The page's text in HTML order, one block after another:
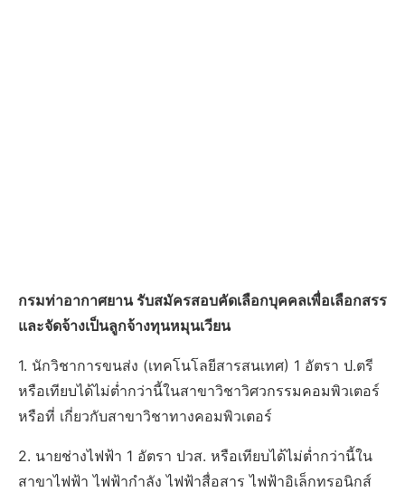
กรมท่าอากาศยาน รับสมัครสอบคัดเลือกบุคคลเพื่อเลือกสรร
และจัดจ้างเป็นลูกจ้างทุนหมุนเวียน
1. นักวิชาการขนส่ง (เทคโนโลยีสารสนเทศ) 1 อัตรา ป.ตรี
หรือเทียบได้ไม่ต่ำกว่านี้ในสาขาวิชาวิศวกรรมคอมพิวเตอร์
หรือที่ เกี่ยวกับสาขาวิชาทางคอมพิวเตอร์
2. นายช่างไฟฟ้า 1 อัตรา ปวส. หรือเทียบได้ไม่ต่ำกว่านี้ใน
สาขาไฟฟ้า ไฟฟ้ากำลัง ไฟฟ้าสื่อสาร ไฟฟ้าอิเล็กทรอนิกส์